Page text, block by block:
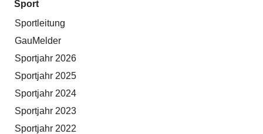
Sport
Sportleitung
GauMelder
Sportjahr 2026
Sportjahr 2025
Sportjahr 2024
Sportjahr 2023
Sportjahr 2022